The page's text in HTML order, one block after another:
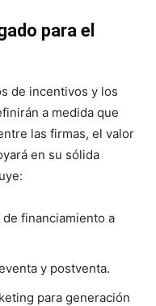
para el
de incentivos y los
a medida que
las firmas, el valor
en su sólida
financiamiento a
y postventa.
para generación